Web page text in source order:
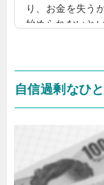
ば、デモトレー
の方は、操作方
り、お金を失う
始められないと
てお伝えしたい
ゼロでも稼げる
めれないのでは
そう思うかもし
る方法を使えば
らトレードを始
金ゼロからでも
自信過剰なひ